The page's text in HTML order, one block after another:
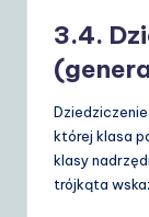
3.4.
której klasa
klasy
trójkąta